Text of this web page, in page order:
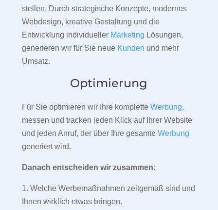
stellen. Durch strategische Konzepte, modernes
Webdesign, kreative Gestaltung und die
Entwicklung individueller Marketing Lösungen,
generieren wir für Sie neue Kunden und mehr
Umsatz.
Optimierung
Für Sie optimieren wir Ihre komplette Werbung,
messen und tracken jeden Klick auf Ihrer Website
und jeden Anruf, der über Ihre gesamte Werbung
generiert wird.
Danach entscheiden wir zusammen:
1. Welche Werbemaßnahmen zeitgemäß sind und
Ihnen wirklich etwas bringen.